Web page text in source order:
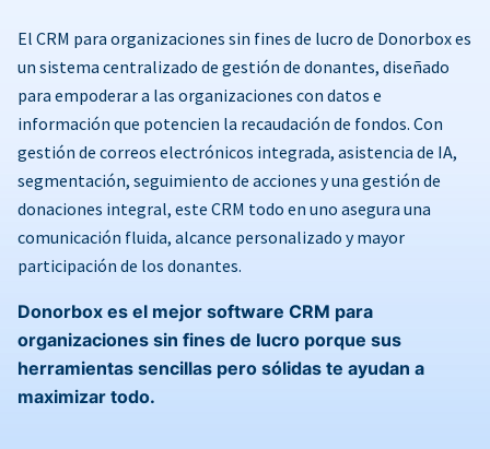
El CRM para organizaciones sin fines de lucro de Donorbox es
un sistema centralizado de gestión de donantes, diseñado
para empoderar a las organizaciones con datos e
información que potencien la recaudación de fondos. Con
gestión de correos electrónicos integrada, asistencia de IA,
segmentación, seguimiento de acciones y una gestión de
donaciones integral, este CRM todo en uno asegura una
comunicación fluida, alcance personalizado y mayor
participación de los donantes.
Donorbox es el mejor software CRM para
organizaciones sin fines de lucro porque sus
herramientas sencillas pero sólidas te ayudan a
maximizar todo.